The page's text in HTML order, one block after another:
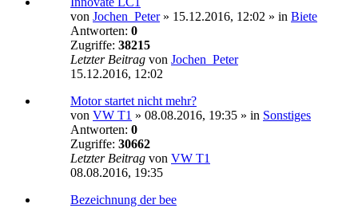
von Jochen_Peter» 15.12.2016, 12:02 » in Biete
Antworten: 0
Zugriffe: 38215
Letzter Beitrag von Jochen_Peter
15.12.2016, 12:02
Motor startet nicht mehr?
von VW T1 » 08.08.2016, 19:35 » in Sonstiges
Antworten: 0
Zugriffe: 30662
Letzter Beitrag von VW T1
08.08.2016, 19:35
Bezeichnung der bee